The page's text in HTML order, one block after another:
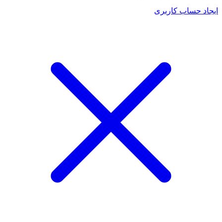
ایجاد حساب کاربری